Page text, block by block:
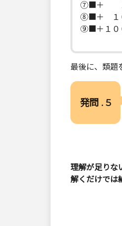
⑦■＋ １
⑧■＋ １
⑨■＋１０
最後に、類題
発問 . 5
理解が足りな
解くだけでは